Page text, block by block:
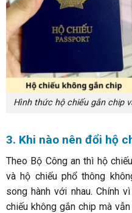
Hình thức hộ chiếu gắn chip
3. Khi nào nên đổi hộ
Theo Bộ Công an thì hộ
và hộ chiếu phổ thông
song hành với nhau. Chính
chiếu không gắn chip mà